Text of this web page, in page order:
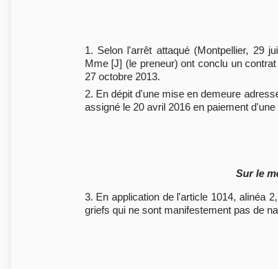
1. Selon l'arrêt attaqué (Montpellier, 29
Mme [J] (le preneur) ont conclu un
27 octobre 2013.
2. En dépit d'une mise en demeure
assigné le 20 avril 2016 en paiement
Sur le
3. En application de l'article 1014, alinéa
griefs qui ne sont manifestement pas de